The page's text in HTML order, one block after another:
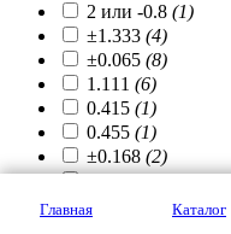
2 или -0.8 (1)
±1.333 (4)
±0.065 (8)
1.111 (6)
0.415 (1)
0.455 (1)
±0.168 (2)
15(12)
0.0067…0.067(3)
Главная Каталог